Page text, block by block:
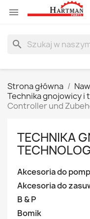

search
Strona główna
Technika gnojowicy i
Controller und
TECHNIKA
Akcesoria do
Akcesoria do
B & P
Bomik